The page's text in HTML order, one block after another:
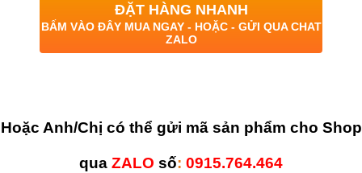
ĐẶT HÀNG NHANH
BẤM VÀO ĐÂY MUA NGAY - HOẶC - GỬI QUA CHAT
ZALO
Hoặc Anh/Chị có thể gửi mã sản phẩm cho Shop
qua ZALO số: 0915.764.464